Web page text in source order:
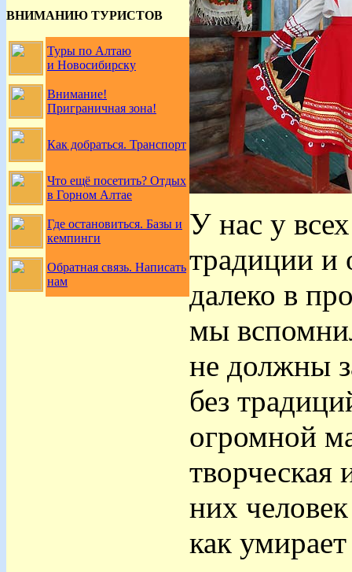
ВНИМАНИЮ ТУРИСТОВ
Туры по Алтаю
и Новосибирску
Внимание!
Приграничная зона!
Как добраться. Транспорт
Что ещё посетить? Отдых
в Горном Алтае
Где остановиться. Базы и
кемпинги
Обратная связь. Написать
нам
У нас у
традиции и
далеко в
мы
не должны
без
огромной
творческая
них
как